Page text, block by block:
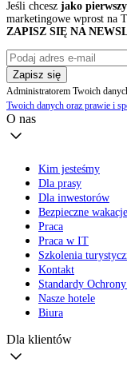
Jeśli chcesz jako
marketingowe wprost na
ZAPISZ SIĘ NA
Zapisz się
Administratorem Twoich
Twoich danych oraz prawie i
O nas
Kim jesteśmy
Dla prasy
Dla inwestorów
Bezpieczne wakacje
Praca
Praca w IT
Szkolenia
Kontakt
Standardy
Nasze hotele
Biura
Dla klientów